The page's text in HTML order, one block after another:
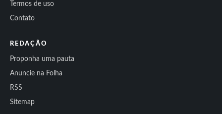
Termos de uso
Contato
REDAÇÃO
Proponha uma pauta
Anuncie na Folha
RSS
Sitemap